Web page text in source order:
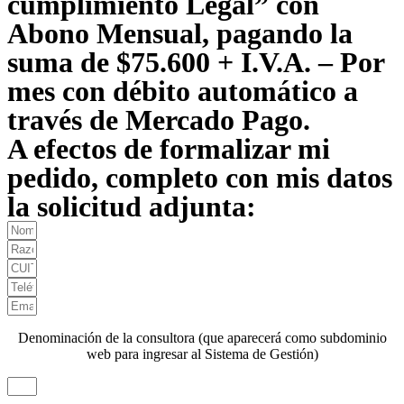
Abono Mensual, pagando la
suma de $75.600 + I.V.A. – Por
mes con débito automático a
través de Mercado Pago.
A efectos de formalizar mi
pedido, completo con mis datos
la solicitud adjunta:
Denominación de la consultora (que aparecerá como subdominio
web para ingresar al Sistema de Gestión)